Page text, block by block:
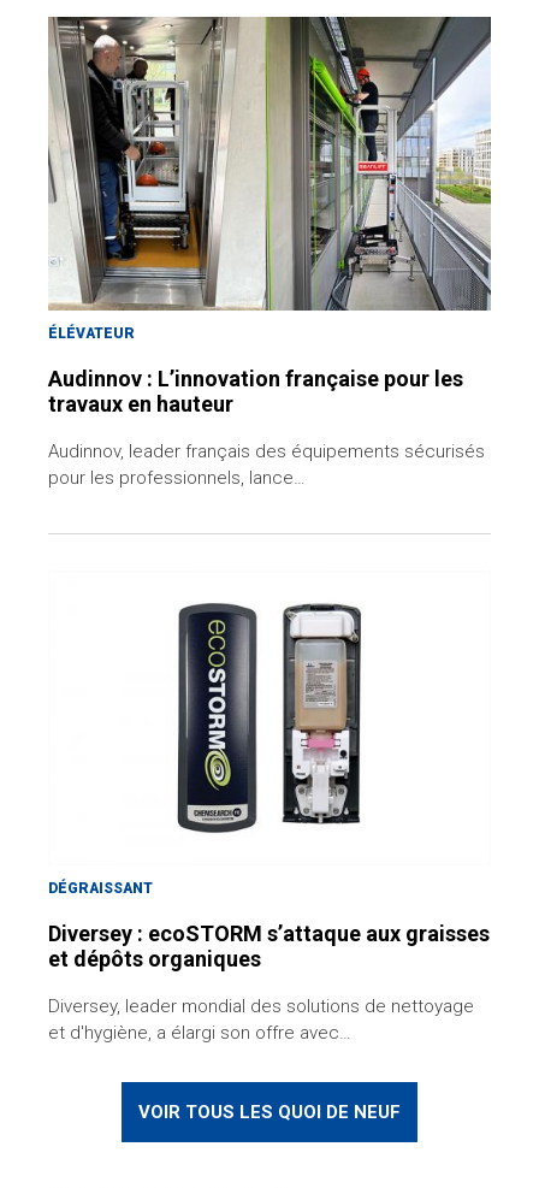
ÉLÉVATEUR
Audinnov : L’innovation française pour les
travaux en hauteur
Audinnov, leader français des équipements sécurisés
pour les professionnels, lance…
DÉGRAISSANT
Diversey : ecoSTORM s’attaque aux graisses
et dépôts organiques
Diversey, leader mondial des solutions de nettoyage
et d'hygiène, a élargi son offre avec…
VOIR TOUS LES QUOI DE NEUF